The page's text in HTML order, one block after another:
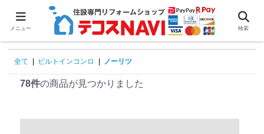
全て ビルトインコンロ ノーリツ
78件の商品が見つかりました
メニュー 検索